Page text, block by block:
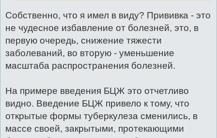
Собственно, что я имел в виду? Прививка - это
не чудесное избавление от болезней, это, в
первую очередь, снижение тяжести
заболеваний, во вторую - уменьшение
масштаба распространения болезней.
На примере введения БЦЖ это отчетливо
видно. Введение БЦЖ привело к тому, что
открытые формы туберкулеза сменились, в
массе своей, закрытыми, протекающими